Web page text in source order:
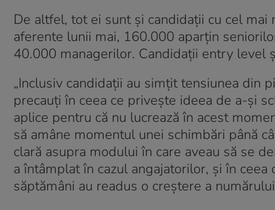
De altfel, tot ei sunt și candidații cu cel
aferente lunii mai, 160.000 aparțin
40.000 managerilor. Candidații entry level
„Inclusiv candidații au simțit tensiunea din
precauți în ceea ce privește ideea de a-și
aplice pentru că nu lucrează în acest
să amâne momentul unei schimbări până
clară asupra modului în care aveau să se
a întâmplat în cazul angajatorilor, și în
săptămâni au readus o creștere a